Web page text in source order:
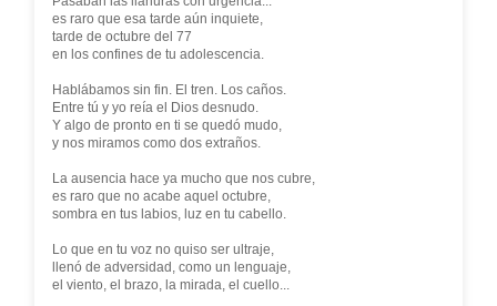
es raro que esa tarde aún inquiete,
tarde de octubre del 77
en los confines de tu adolescencia.
Hablábamos sin fin. El tren. Los caños.
Entre tú y yo reía el Dios desnudo.
Y algo de pronto en ti se quedó mudo,
y nos miramos como dos extraños.
La ausencia hace ya mucho que nos cubre,
es raro que no acabe aquel octubre,
sombra en tus labios, luz en tu cabello.
Lo que en tu voz no quiso ser ultraje,
llenó de adversidad, como un lenguaje,
el viento, el brazo, la mirada, el cuello...